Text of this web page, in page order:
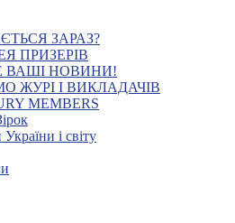
ЗАРАЗ?
ПРИЗЕРІВ
ВАШІ НОВИНИ!
ЖУРІ І ВИКЛАДАЧІВ
MEMBERS
і світу